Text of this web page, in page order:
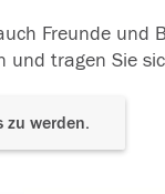
Freunde und
tragen Sie
zu werden.